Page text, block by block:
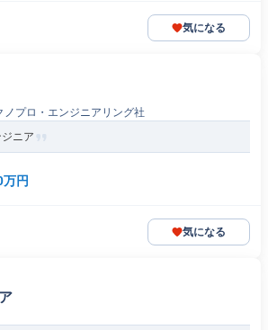
気になる
プロ・エンジニアリング社
ジニア
円
気になる